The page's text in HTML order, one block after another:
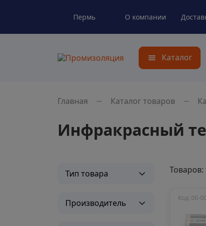
Пермь О компании
Каталог
Главная Каталог товаров
Инфракрасный
Тип товара
Производитель
Товаров:
Код: 00-